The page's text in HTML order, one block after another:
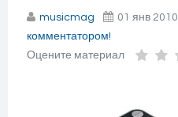
musicmag 01 янв 2010
комментатором!
Оцените материал